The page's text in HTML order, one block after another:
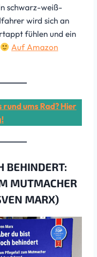
schwarz-weiß-
wird sich an
fühlen und ein
Auf Amazon
ums Rad? Hier
BEHINDERT:
MUTMACHER
MARX)